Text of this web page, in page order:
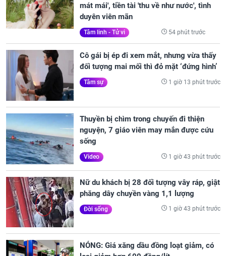
mát mái', tiền tài 'thu về như nước', tình
duyên viên mãn
Tâm linh - Tử vi 54 phút trước
Cô gái bị ép đi xem mắt, nhưng vừa thấy
đối tượng mai mối thì đỏ mặt ‘đứng hình’
Tâm sự 1 giờ 13 phút trước
Thuyền bị chìm trong chuyến đi thiện
nguyện, 7 giáo viên may mắn được cứu
sống
Video 1 giờ 43 phút trước
Nữ du khách bị 28 đối tượng vây ráp, giật
phăng dây chuyền vàng 1,1 lượng
Đời sống 1 giờ 43 phút trước
NÓNG: Giá xăng dầu đồng loạt giảm, có